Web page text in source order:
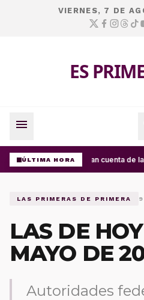
VIERNES, 7 DE
ES
menu
ÚLTIMA HORARoban cuenta de
LAS PRIMERAS DE PRIMERA
LAS DE
MAYO DE
Autoridades